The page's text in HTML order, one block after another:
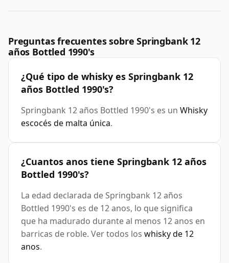
Preguntas frecuentes sobre Springbank 12
años Bottled 1990's
¿Qué tipo de whisky es Springbank 12
años Bottled 1990's?
Springbank 12 años Bottled 1990's es un Whisky
escocés de malta única.
¿Cuantos anos tiene Springbank 12 años
Bottled 1990's?
La edad declarada de Springbank 12 años
Bottled 1990's es de 12 anos, lo que significa
que ha madurado durante al menos 12 anos en
barricas de roble. Ver todos los whisky de 12
anos.